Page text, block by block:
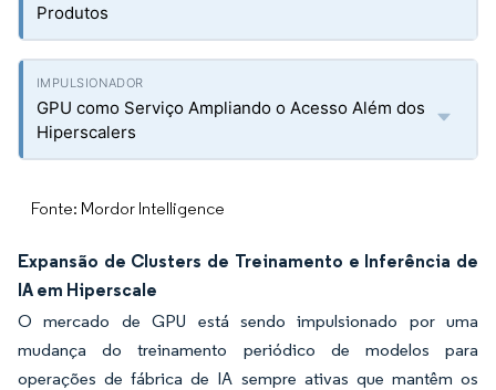
Produtos
GPU como Serviço Ampliando o Acesso Além dos
Hiperscalers
Fonte: Mordor Intelligence
Expansão de Clusters de Treinamento e Inferência de
IA em Hiperscale
O mercado de GPU está sendo impulsionado por uma
mudança do treinamento periódico de modelos para
operações de fábrica de IA sempre ativas que mantêm os